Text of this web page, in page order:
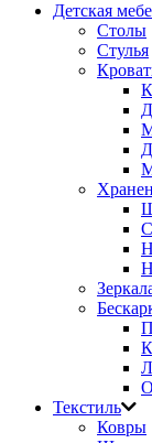
Детская
Столы
Стулья
Текстиль
Ковры